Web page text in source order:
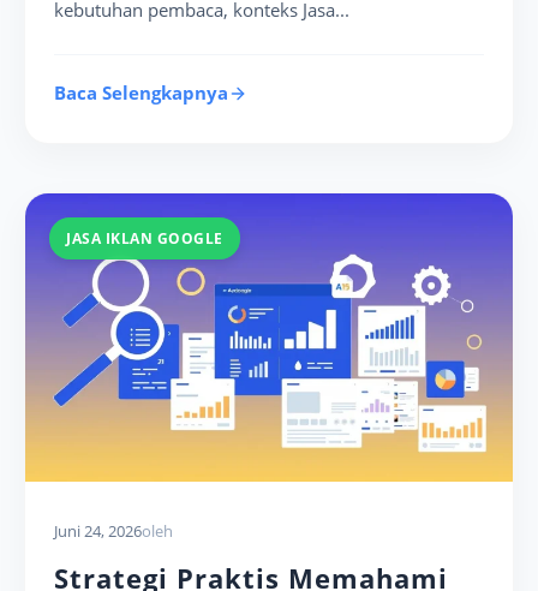
kebutuhan pembaca, konteks Jasa...
Baca Selengkapnya
JASA IKLAN GOOGLE
Juni 24, 2026oleh
Strategi Praktis Memahami